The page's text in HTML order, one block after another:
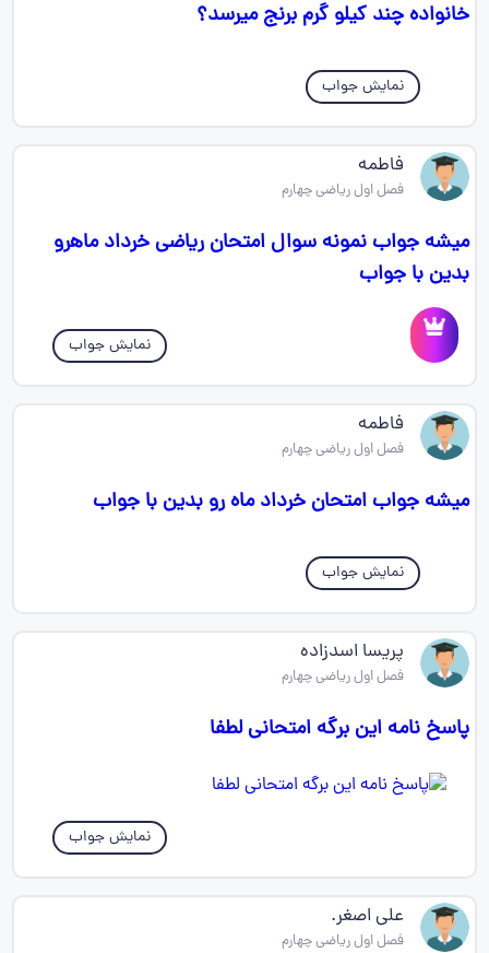
خانواده چند کیلو گرم برنج میرسد؟
نمایش جواب
فاطمه
فصل اول ریاضی چهارم
میشه جواب نمونه سوال امتحان ریاضی خرداد ماهرو
بدین با جواب
نمایش جواب
فاطمه
فصل اول ریاضی چهارم
میشه جواب امتحان خرداد ماه رو بدین با جواب
نمایش جواب
پریسا اسدزاده
فصل اول ریاضی چهارم
پاسخ نامه این برگه امتحانی لطفا
نمایش جواب
علی اصغر.
فصل اول ریاضی چهارم